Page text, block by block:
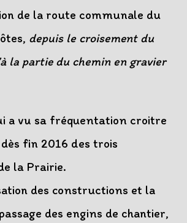
de la route communale du
depuis le croisement du
la partie du chemin en gravier
a vu sa fréquentation croitre
fin 2016 des trois
la Prairie.
des constructions et la
des engins de chantier,